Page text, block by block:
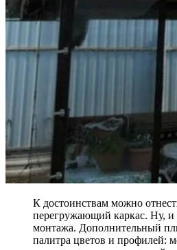
К достоинствам можно
перегружающий каркас. Ну, и
монтажа. Дополнительный
палитра цветов и профилей: